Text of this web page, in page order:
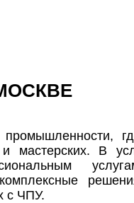
мастерских. В
с ЧПУ.